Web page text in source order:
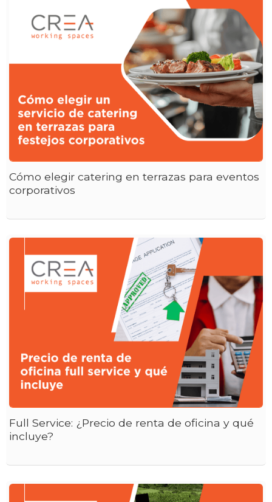
Cómo elegir catering en terrazas para eventos
corporativos
Full Service: ¿Precio de renta de oficina y qué
incluye?